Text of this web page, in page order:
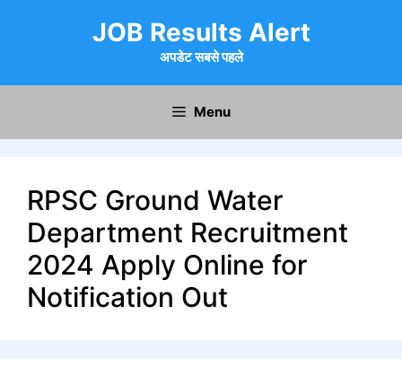
JOB Results Alert
अपडेट सबसे पहले
Menu
RPSC Ground Water
Department Recruitment
2024 Apply Online for
Notification Out